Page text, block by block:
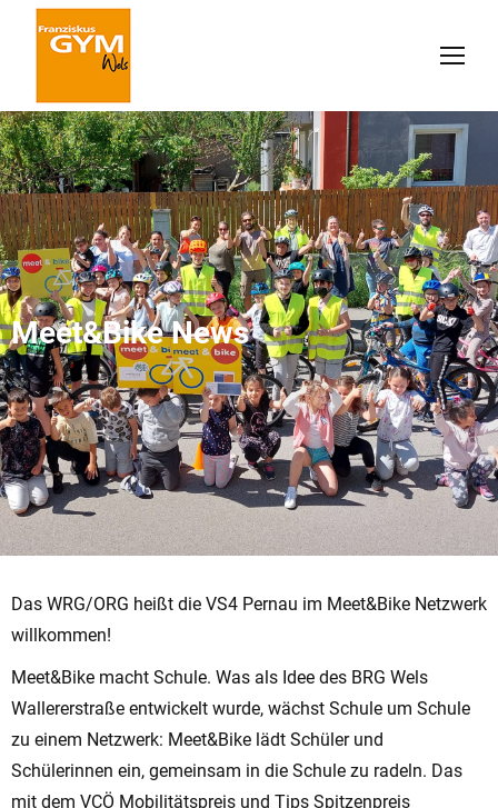
Meet&Bike News
Das WRG/ORG heißt die VS4 Pernau im Meet&Bike Netzwerk
willkommen!
Meet&Bike macht Schule. Was als Idee des BRG Wels
Wallererstraße entwickelt wurde, wächst Schule um Schule
zu einem Netzwerk: Meet&Bike lädt Schüler und
Schülerinnen ein, gemeinsam in die Schule zu radeln. Das
mit dem VCÖ Mobilitätspreis und Tips Spitzenpreis